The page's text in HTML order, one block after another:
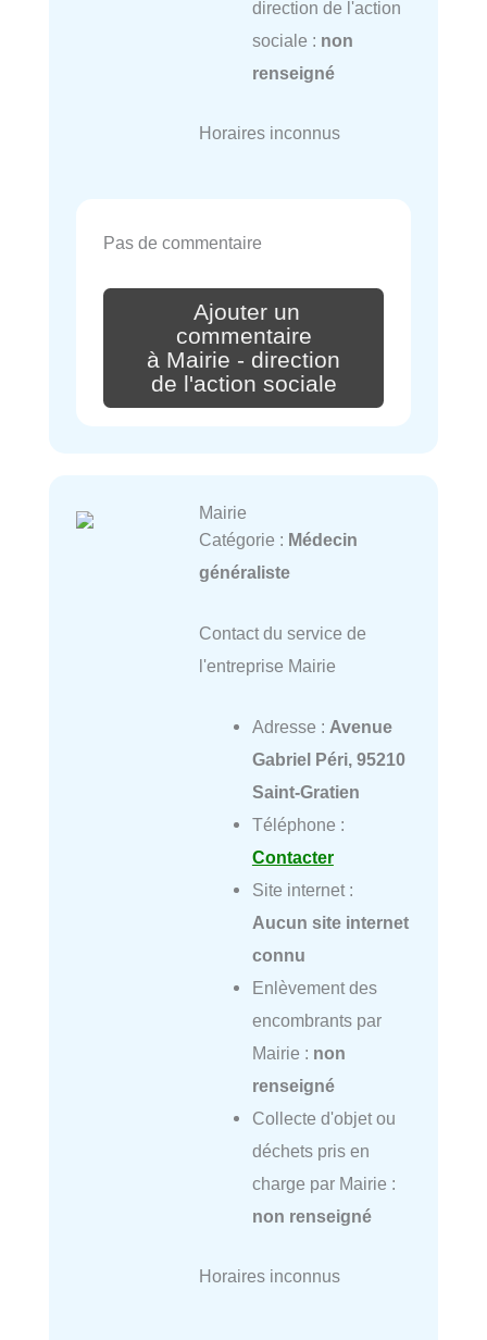
direction de l'action
sociale : non
renseigné
Horaires inconnus
Pas de commentaire
Ajouter un
commentaire
à Mairie - direction
de l'action sociale
Mairie
Catégorie : Médecin
généraliste
Contact du service de
l'entreprise Mairie
Adresse : Avenue
Gabriel Péri, 95210
Saint-Gratien
Téléphone :
Contacter
Site internet :
Aucun site internet
connu
Enlèvement des
encombrants par
Mairie : non
renseigné
Collecte d'objet ou
déchets pris en
charge par Mairie :
non renseigné
Horaires inconnus